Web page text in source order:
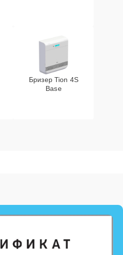
Бризер Tion 4S
Base